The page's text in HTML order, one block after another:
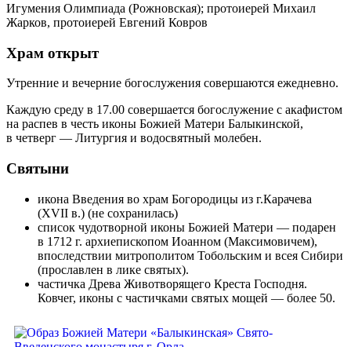
Игумения Олимпиада (Рожновская); протоиерей Михаил
Жарков, протоиерей Евгений Ковров
Храм открыт
Утренние и вечерние богослужения совершаются ежедневно.
Каждую среду в 17.00 совершается богослужение с акафистом
на распев в честь иконы Божией Матери Балыкинской,
в четверг — Литургия и водосвятный молебен.
Святыни
икона Введения во храм Богородицы из г.Карачева
(ХVII в.) (не сохранилась)
список чудотворной иконы Божией Матери — подарен
в 1712 г. архиепископом Иоанном (Максимовичем),
впоследствии митрополитом Тобольским и всея Сибири
(прославлен в лике святых).
частичка Древа Животворящего Креста Господня.
Ковчег, иконы с частичками святых мощей — более 50.